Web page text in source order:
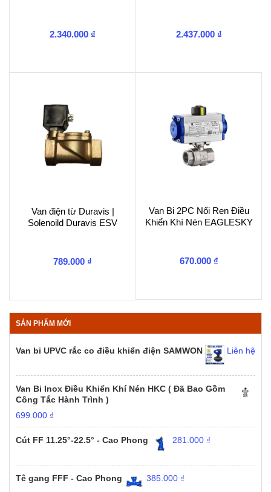
2.340.000 ₫ 2.437.000 ₫
Van điện từ Duravis |
Solenoild Duravis ESV
789.000 ₫
Van Bi 2PC Nối Ren Điều
Khiển Khí Nén EAGLESKY
670.000 ₫
SẢN PHẨM MỚI
Van bi UPVC rắc co điều khiển điện SAMWON Liên hệ
Van Bi Inox Điều Khiển Khí Nén HKC ( Đã Bao Gồm
Công Tắc Hành Trình )
699.000 ₫
Cút FF 11.25°-22.5° - Cao Phong 281.000 ₫
Tê gang FFF - Cao Phong 385.000 ₫